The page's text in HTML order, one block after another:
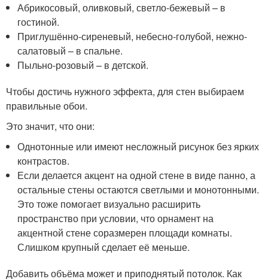
Абрикосовый, оливковый, светло-бежевый – в
гостиной.
Приглушённо-сиреневый, небесно-голубой, нежно-
салатовый – в спальне.
Пыльно-розовый – в детской.
Чтобы достичь нужного эффекта, для стен выбираем
правильные обои.
Это значит, что они:
Однотонные или имеют несложный рисунок без ярких
контрастов.
Если делается акцент на одной стене в виде панно, а
остальные стены остаются светлыми и монотонными.
Это тоже помогает визуально расширить
пространство при условии, что орнамент на
акцентной стене соразмерен площади комнаты.
Слишком крупный сделает её меньше.
Добавить объёма может и приподнятый потолок. Как